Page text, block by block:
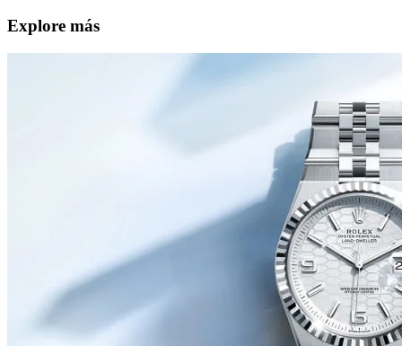
Explore más